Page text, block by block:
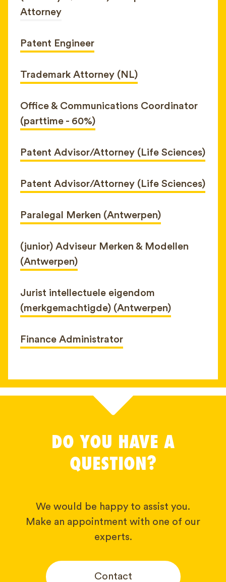
Attorney
Patent Engineer
Trademark Attorney (NL)
Office & Communications Coordinator
(parttime - 60%)
Patent Advisor/Attorney (Life Sciences)
Patent Advisor/Attorney (Life Sciences)
Paralegal Merken (Antwerpen)
(junior) Adviseur Merken & Modellen
(Antwerpen)
Jurist intellectuele eigendom
(merkgemachtigde) (Antwerpen)
Finance Administrator
DO YOU HAVE A
QUESTION?
We would be happy to assist you.
Make an appointment with one of our
experts.
Contact